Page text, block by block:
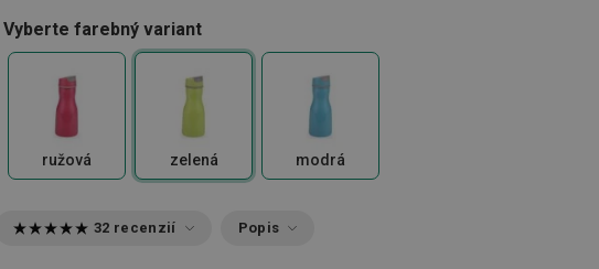
Vyberte farebný variant
ružová zelená modrá
32 recenzií Popis